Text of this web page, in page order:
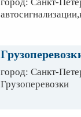
город: Санкт-
Грузоперевозки